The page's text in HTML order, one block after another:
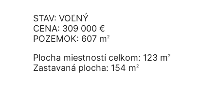
STAV: VOĽNÝ
CENA: 309 000 €
POZEMOK: 607 m2
Plocha miestností celkom: 123 m2
Zastavaná plocha: 154 m2